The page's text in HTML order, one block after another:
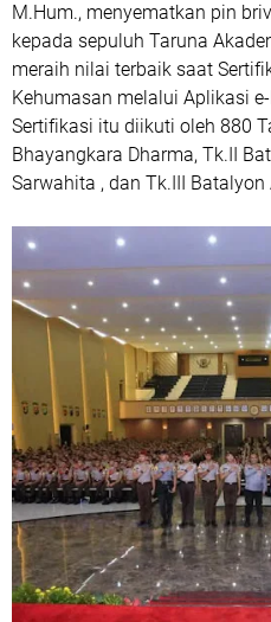
M.Hum., menyematkan pin
kepada sepuluh Taruna
meraih nilai terbaik saat
Kehumasan melalui Aplikasi
Sertifikasi itu diikuti oleh 880
Bhayangkara Dharma, Tk.II
Sarwahita , dan Tk.III